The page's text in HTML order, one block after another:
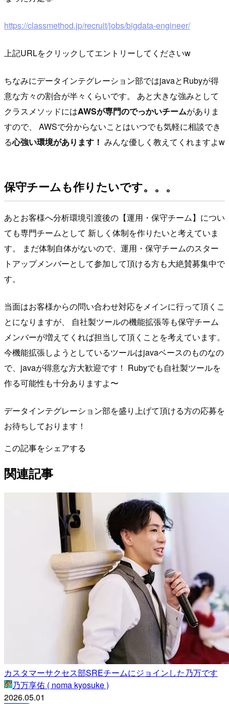
https://classmethod.jp/recruit/jobs/bigdata-engineer/
上記URLをクリックしてエントリーしてくださいw
ちなみにデータインテグレーション部ではjavaとRubyが得
意な方々の割合が半々くらいです。 あと大きな強みとして
クラスメソッドにはAWSが専門のでっかいチームがありま
すので、 AWSで分からないことはいつでも気軽に相談でき
る心強い環境があります！ みんな優しく教えてくれますよw
保守チームも作りたいです。。。
あとお客様へ分析環境引渡後の【運用・保守チーム】につい
ても専門チームとして 新しく体制を作りたいと考えていま
す。 まだ体制自体がないので、運用・保守チームのスター
トアップメンバーとして参加して頂ける方も大絶賛募集中で
す。
当面はお客様からの問い合わせ対応をメインに行って頂くこ
とになりますが、 自社製ツールの機能拡張等も保守チーム
メンバーが増えてくれば担当して頂くことを考えています。
今機能拡張しようとしているツールはjavaベースのものなの
で、javaが得意な方大歓迎です！ Rubyでも自社製ツールを
作る可能性も十分ありますよ〜
データインテグレーション部を盛り上げて頂ける方の応募を
お待ちしております！
この記事をシェアする
関連記事
カスタマーサクセス部SREチームにジョインした乃万です
乃万享佑 ( noma kyosuke )
2026.05.01